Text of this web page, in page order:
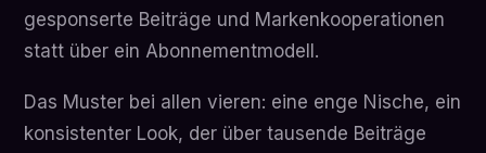
gesponserte Beiträge und Markenkooperationen
statt über ein Abonnementmodell.
Das Muster bei allen vieren: eine enge Nische, ein
konsistenter Look, der über tausende Beiträge